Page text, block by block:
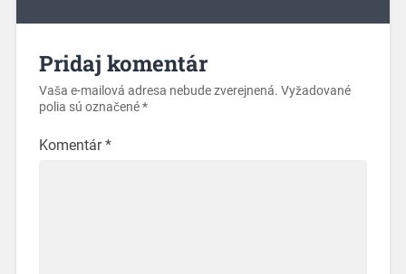
Pridaj komentár
Vaša e-mailová adresa nebude zverejnená. Vyžadované
polia sú označené*
Komentár*